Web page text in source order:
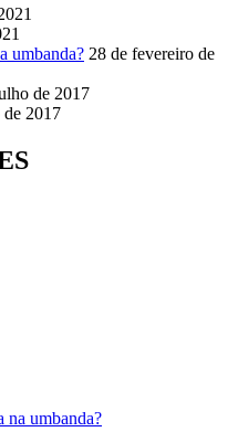
umbanda? 28 de fevereiro de
de 2017
2017